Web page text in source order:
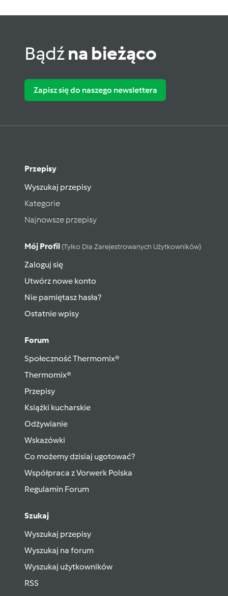
Bądźna bieżąco
Zapisz się do naszego newslettera
Przepisy
Wyszukaj przepisy
Kategorie
Najnowsze przepisy
Mój Profil (tylko Dla Zarejestrowanych Użytkowników)
Zaloguj się
Utwórz nowe konto
Nie pamiętasz hasła?
Ostatnie wpisy
Forum
Społeczność Thermomix®
Thermomix®
Przepisy
Książki kucharskie
Odżywianie
Wskazówki
Co możemy dzisiaj ugotować?
Współpraca z Vorwerk Polska
Regulamin Forum
Szukaj
Wyszukaj przepisy
Wyszukaj na forum
Wyszukaj użytkowników
RSS